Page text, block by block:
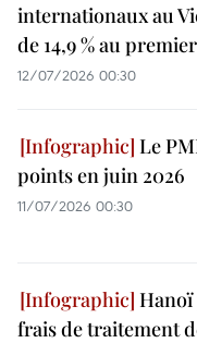
internationaux au
de 14,9 % au
12/07/2026 00:30
Le
points en juin 2026
11/07/2026 00:30
frais de traitement